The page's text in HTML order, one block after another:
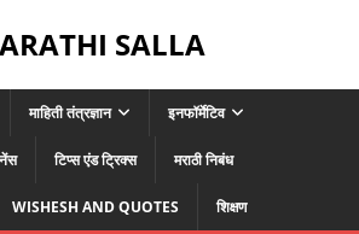
SALLA
माहिती तंत्रज्ञान इनफॉर्मेटिव
टिप्स एंड ट्रिक्स मराठी निबंध
WISHESH AND QUOTES शिक्षण